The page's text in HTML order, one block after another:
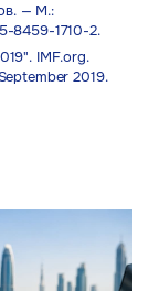
— М.:
8459-1710-2.
IMF.org.
2019.